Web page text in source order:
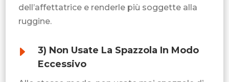
dell’affettatrice e renderle più soggette alla
ruggine.
E
3) Non Usate La Spazzola In Modo
Eccessivo